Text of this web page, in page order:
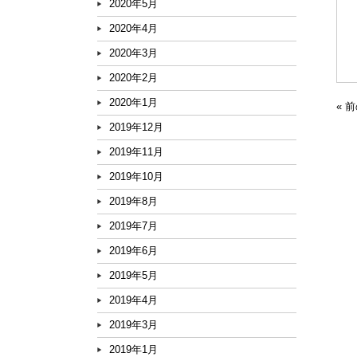
«
2020年5月
2020年4月
2020年3月
2020年2月
2020年1月
2019年12月
2019年11月
2019年10月
2019年8月
2019年7月
2019年6月
2019年5月
2019年4月
2019年3月
2019年1月